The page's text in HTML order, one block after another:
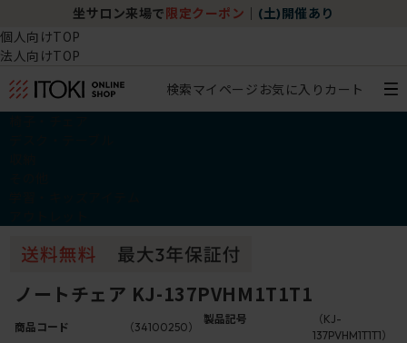
坐サロン来場で 限定クーポン (土)開催あり
個人向けTOP
法人向けTOP
検索マイページ お気に入り カート
ノートチェア KJ-137PVHM1T1T1
商品コード （34100250）
製品記号
（KJ-
137PVHM1T1T1）